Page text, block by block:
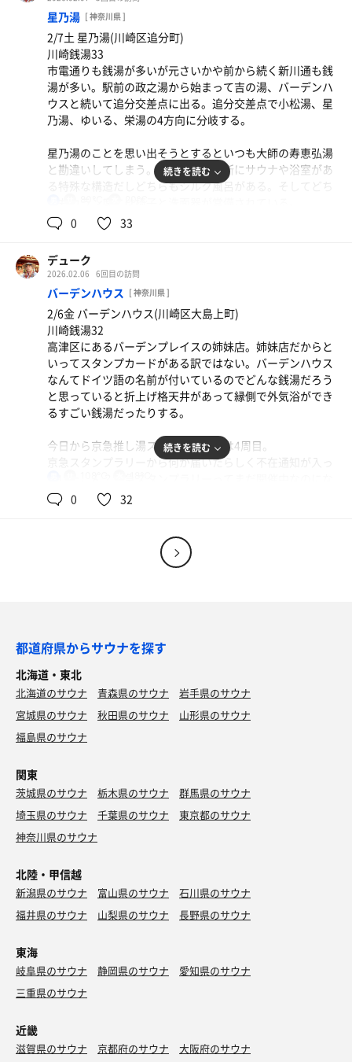
で購入。2セット90分。ありがとうございました。
らいで2分ほど入るのがちょうどいい。体一面に現れた鮮
やかなあまみをチラ見してから天井の鳳凰をぼんやり眺め
る。
2セット目。
22時を過ぎると更に空いてきた。上座が空いていたので座
ってみる。サウナストーンが音を立てているのと強い熱気
がオートロウリュが発動したばかりであることを物語って
いる。温度計を見ると92℃！たかの湯で92℃だったら上段
では耐えられないくらいの熱さだし、道理で下段でもパワ
フルだったわけだ。
3セット目。
えてサ室内は8人になった。サ室の外から覗くとTV側にあ
る2つの丸太椅子は見えないようでまだ空きはあるのだが
入るのを諦めているようだ。この時間でもこれくらい混む
こともあるらしい。タイミングが悪くまたオートロウリュ
なしかと思っていたら出ようとしたら発動したので追いロ
ウリュまで頑張って11分。
思ったよりも空いていたので22時過ぎの時間も狙い目かも
しれない。 3セット90分。ありがとうございました。
横浜南区の風情ある番台銭湯仲乃湯が2月末で閉湯と聞い
ールをゲット。下駄箱の鍵、回数券と200円を渡して可愛
らしいサ室のフックキーを受け取る。
まだ16時前だというのに、雪も止んでいるせいか結構混ん
でいる。サウナ利用者の先客は2名。檜風呂は思ったより
ぬるいのでローズ&サンダルウッドの湯でじっくり下茹で
をする。ピンク色は先日の生姜湯のようだが白檀の香りが
優しい。檜風呂は40℃以下だと思うがこちらは43℃くらい
結構温まってからサ室へ。サ室に入るとDESIRE(中森明菜)
座をかく余裕があるので3人までだとゆったりできる。サ
って1分で首すじから汗が流れてくる。
10分でサ室を出て水風呂へ。キンキンの水風呂は30秒も入
っていると手足が痺れてくる。まさかのシングルか？と測
ってみると11.2℃。さすが雪の日の冷たさだな。
休憩はいつものように腰にバスタオルを巻いて脱衣所のベ
ンチで。脱衣所では音楽が聴こえたり聴こえなかったり。
2セット目も上段で。世界中のだれよりきっと(WANDS)こ
の曲は中山美穂バージョンの方がいいな。ロマンスの神様
(広瀬香美)が流れてきた。当時学生だった私はバブルとは
縁がなかったがこの曲を聴くとアルペンのCMとバブル景
3セット目は曲を楽しもうと下段で30分入ってみた。
(WANDS)、十三夜(鈴木雅之)、BEST FRIEND(kiroro)・・
下段だとかなりマイルドなサ室に感じるが10分もすると汗
がじわじわと吹き出してくる。ここ最近では1番汗をかい
ちょうど2時間。
ありがとうございました。
星乃湯 [ 神奈川県 ]
2/7土 星乃湯(川崎区追分町)
川崎銭湯33
市電通りも銭湯が多いが元さいかや前から続く新川通も銭
湯が多い。駅前の政之湯から始まって吉の湯、バーデンハ
ウスと続いて追分交差点に出る。追分交差点で小松湯、星
乃湯、ゆいる、栄湯の4方向に分岐する。
星乃湯のことを思い出そうとするといつも大師の寿恵弘湯
と勘違いしてしまう。どちらも脱衣所にサウナや浴室があ
る特殊な構造だしどちらもシルク風呂がある。そしてどち
選挙前日ということもあって雪の中ちらつく中選挙カーの
声が聞こえる。先日Amazonで購入した防水防寒着の性能
を試すにはちょうどいい。上下で12000円もしないという
のに暖かくてこの程度の雨雪なら問題ない。これからは冬
場のバイクはこれでいくか。
つけめん玉が見えてきた。星乃湯に来るといつも目に入る
ので気になってはいるがまだ食べたことはない。星乃湯に
入ってサウナに入りますと伝えて下駄箱の鍵と回数券と千
円札を渡し、ロッカーキーとオレンジ色のタオル地サウナ
マットを受け取る。このオレンジ色のタオル地サウナマッ
トをもらう銭湯はかまぶろ温泉、福美湯もそうだったな。
浴室内は寿恵弘湯方式でカラン席には椅子と洗面器が備え
に入ったのでハンドルを回してみる。ホントにパチンコを
ただ左にひねるとお湯が出てくるのがパチンコとは違うと
ころだが、お湯を止めようとして腕を振り上げてしまって
何度か空振りしてしまうのは私だけではないだろう。黒板
度計完備。脱衣所には荷物棚があるのでサウナ道具はここ
暖炉のような石が積んであるストーブがある対流式サウナ
は温度のムラが大きい。1セット目は94℃で8分でお腹いっ
ぱいになったのだが2セット目は80℃で14分でも腹八分目
だったりする。何だか人が増えてきたので 3セット目は諦
める。水風呂は温度計は15℃くらいを指しているが20℃く
草津湯は草津温泉を薄めた感じで本物の硫黄泉っぽい感じ
がする。先に1人入っている中に強行して入ったのだが電
気風呂の領域が結構広いので注意。70分2セット、ありが
とうございました。
京急スタンプラリーの景品は現在開催中の川崎大田銭湯の
スタンプラリーではなく昨年開催された鶴見区のスタンプ
ラリーのmokuタオルだった。
続きを読む
0 33
デューク
2026.02.06 6回目の訪問
バーデンハウス [ 神奈川県 ]
2/6金 バーデンハウス(川崎区大島上町)
川崎銭湯32
高津区にあるバーデンプレイスの姉妹店。姉妹店だからと
いってスタンプカードがある訳ではない。バーデンハウス
なんてドイツ語の名前が付いているのでどんな銭湯だろう
と思っていると折上げ格天井があって縁側で外気浴ができ
るすごい銭湯だったりする。
今日から京急推し湯スタンプラリーは4周目。
京急スタンプラリーから何が届いたらしく不在通知が入っ
んだろう。もしかしてサウナハットが当たったのか？それ
くらいしか思いつかない。まぁ明日取りに行ってみるか。
バーデンハウスは23時30分までなので21時過ぎたら空い
ているのでは？と淡い期待をしていたのだが思いのほか混
ない。
サウナ料金は250円なので銭湯料金と合わせるとキリのい
い800円。下駄箱の鍵を預けてサ室のフックキーとロッカ
ーキー、タオルセットが入ったビニールバッグを受け取
か。縁側で休憩している人は誰もいないな。
た寒くなるらしく昼間に比べると外はかなり寒いが露天風
呂がそこそこ熱いのは嬉しい。
サ室に入ると上段に先客3人。4人掛けなのだから胡座はや
計は108℃。12分計もちゃんと動いている。TVが高い位置
にあるので下段だと首がキツい。108℃というのは確かに
熱いがサ室が露天にあるので扉が開く度に冷たい外気が入
って来るので扉前の下段だとせっかく温まってもリセット
サ室前の露天にある水風呂は18〜20℃くらい。この時期の
露天水風呂にしては冷たくはないがまあ外気に触れながら
休憩は脱衣所に戻って縁側に出てアディロンダックに座っ
て池を眺める。池の主はどいつだろうとつい身を乗り出し
続きを読む
0 32
都道府県からサウナを探す
北海道・東北
北海道のサウナ 青森県のサウナ
岩手県のサウナ
宮城県のサウナ
秋田県のサウナ
山形県のサウナ
福島県のサウナ
関東
茨城県のサウナ 栃木県のサウナ
群馬県のサウナ
埼玉県のサウナ
千葉県のサウナ
東京都のサウナ
神奈川県のサウナ
北陸・甲信越
新潟県のサウナ 富山県のサウナ
石川県のサウナ
福井県のサウナ
山梨県のサウナ 長野県のサウナ
東海
岐阜県のサウナ 静岡県のサウナ
愛知県のサウナ
三重県のサウナ
近畿
滋賀県のサウナ 京都府のサウナ
大阪府のサウナ